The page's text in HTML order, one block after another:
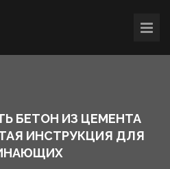
БЕТОН ИЗ ЦЕМЕНТА
ИНСТРУКЦИЯ ДЛЯ